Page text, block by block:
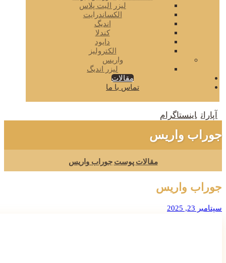
لیزر الیت پلاس
الکساندرایت
اندیگ
کندلا
دایود
الکترولیز
واریس
لیزر اندیگ
مقالات
تماس با ما
آپارات اینستاگرام
جوراب واریس
مقالات پوست جوراب واریس
جوراب واریس
سپتامبر 23, 2025